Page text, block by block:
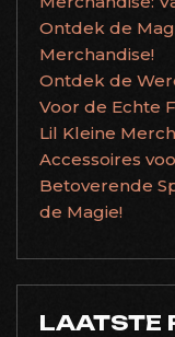
Ontdek de
Merchandise!
Ontdek de
Voor de Echte
Lil Kleine
Accessoires
Betoverende
de Magie!
LAATSTE